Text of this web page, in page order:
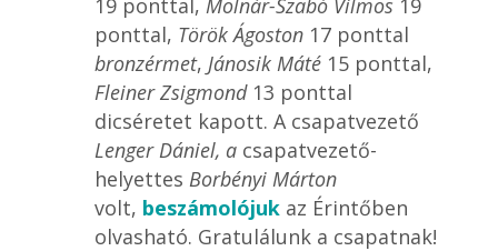
ponttal, Török Ágoston 17 ponttal
bronzérmet, Jánosik Máté15 ponttal,
Fleiner Zsigmond 13 ponttal
dicséretet kapott. A csapatvezető
Lenger Dániel, a csapatvezető-
helyettes Borbényi Márton
volt, beszámolójukaz Érintőben
olvasható. Gratulálunk a csapatnak!